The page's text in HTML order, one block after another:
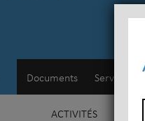
Documents Service
ACTIVITÉS